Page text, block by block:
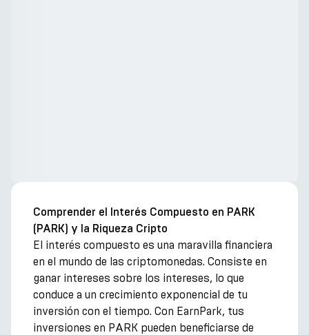
Comprender el Interés Compuesto en PARK
(PARK) y la Riqueza Cripto
El interés compuesto es una maravilla financiera
en el mundo de las criptomonedas. Consiste en
ganar intereses sobre los intereses, lo que
conduce a un crecimiento exponencial de tu
inversión con el tiempo. Con EarnPark, tus
inversiones en PARK pueden beneficiarse de